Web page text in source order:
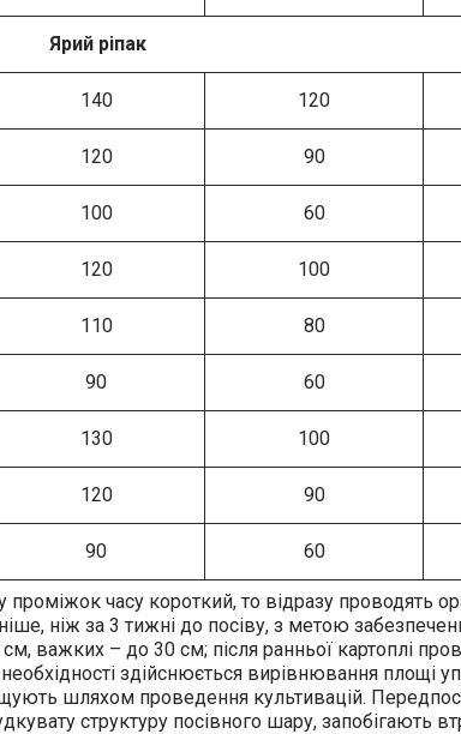
Ярий ріпак
140 120
120 90
100 60
120 100
110 80
90 60
130 100
120 90
90 60
часу короткий, то відразу проводять
ніж за 3 тижні до посіву, з метою
важких – до 30 см; після ранньої картоплі
здійснюється вирівнювання площі
шляхом проведення культивацій.
структуру посівного шару, запобігають